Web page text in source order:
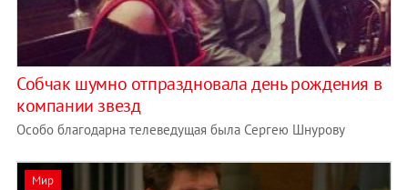
Собчак шумно отпраздновала день рождения в
компании звезд
Особо благодарна телеведущая была Сергею Шнурову
Мир